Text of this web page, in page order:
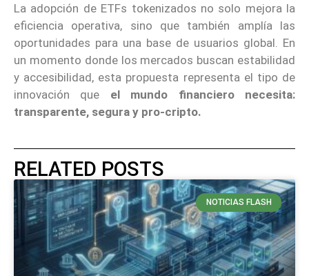
La adopción de ETFs tokenizados no solo mejora la
eficiencia operativa, sino que también amplía las
oportunidades para una base de usuarios global. En
un momento donde los mercados buscan estabilidad
y accesibilidad, esta propuesta representa el tipo de
innovación que el mundo financiero necesita:
transparente, segura y pro-cripto.
RELATED POSTS
NOTICIAS FLASH